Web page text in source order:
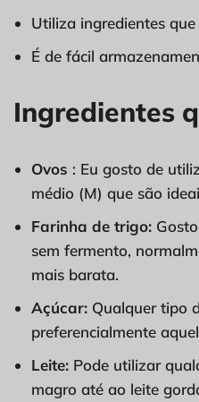
Utiliza ingredientes
É de fácil
Ingredientes
Ovos : Eu gosto de
médio (M) que são
Farinha de trigo:
sem fermento,
mais barata.
Açúcar: Qualquer tipo
preferencialmente
Leite: Pode utilizar
magro até ao leite